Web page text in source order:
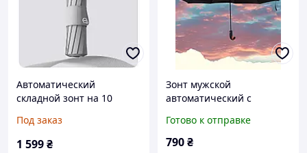
Автоматический
складной зонт на 10
зонт от дождя и ветра с
усиленным каркасом
Под заказ
1 599₴
Зонт мужской
автоматический с
коричневой вставкой под
дерево на ручке 98 см
Готово к отправке
790₴